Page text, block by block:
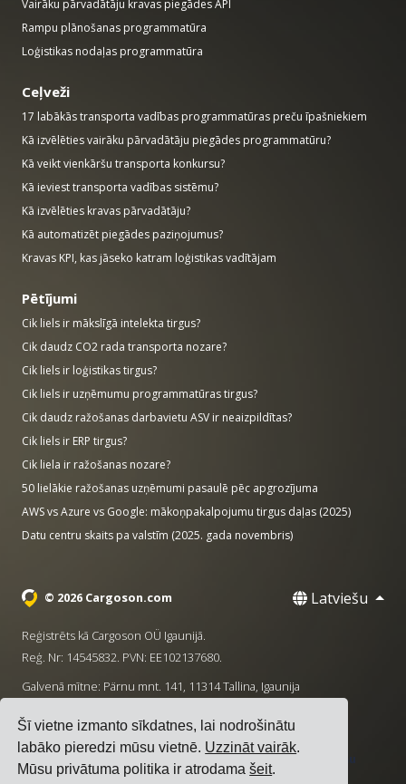
Šī vietne izmanto sīkdatnes, lai nodrošinātu
labāko pieredzi mūsu vietnē. Uzzināt vairāk.
Mūsu privātuma politika ir atrodamašeit.
Vairāku pārvadātāju kravas piegādes API
Rampu plānošanas programmatūra
Loģistikas nodaļas programmatūra
Ceļveži
17 labākās transporta vadības programmatūras preču īpašniekiem
Kā izvēlēties vairāku pārvadātāju piegādes programmatūru?
Kā veikt vienkāršu transporta konkursu?
Kā ieviest transporta vadības sistēmu?
Kā izvēlēties kravas pārvadātāju?
Kā automatizēt piegādes paziņojumus?
Kravas KPI, kas jāseko katram loģistikas vadītājam
Pētījumi
Cik liels ir mākslīgā intelekta tirgus?
Cik daudz CO2 rada transporta nozare?
Cik liels ir loģistikas tirgus?
Cik liels ir uzņēmumu programmatūras tirgus?
Cik daudz ražošanas darbavietu ASV ir neaizpildītas?
Cik liels ir ERP tirgus?
Cik liela ir ražošanas nozare?
50 lielākie ražošanas uzņēmumi pasaulē pēc apgrozījuma
AWS vs Azure vs Google: mākoņpakalpojumu tirgus daļas (2025)
Datu centru skaits pa valstīm (2025. gada novembris)
© 2026 Cargoson.com Latviešu
Reģistrēts kā Cargoson OÜ Igaunijā.
Reģ. Nr: 14545832. PVN: EE102137680.
Galvenā mītne: Pärnu mnt. 141, 11314 Tallina, Igaunija
+372 5555 0028
Pakalpojumu noteikumi Privātuma politika|
Sīkdatņu
politika